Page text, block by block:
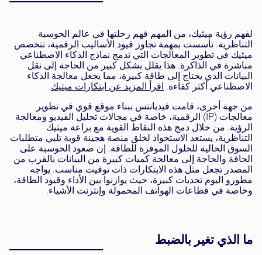
لفهم رؤية ميثيك، من المهم فهم رحلتها في عالم الحوسبة
التناظرية. تأسست بمهمة تجاوز قيود الأساليب الرقمية، تتخصص
ميثيك في تطوير المعالجات التي تدمج نماذج الذكاء الاصطناعي
مباشرة في الذاكرة. هذا يقلل بشكل كبير من الحاجة إلى نقل
البيانات الذي يحتاج إلى طاقة كبيرة، مما يجعل معالجة الذكاء
الاصطناعي أكثر كفاءة. اقرأ المزيد عن ابتكارات ميثيك.
من جهة أخرى، قامت فيديانتس ببناء موقع قوي في تطوير
معالجات (IP) الرقمية، خاصة في مجالات تحليل الفيديو ومعالجة
الرؤية. من خلال دمج هذه النقاط القوية مع براعة ميثيك
التناظرية، يستعد الاستحواذ لخلق منصة هجينة قوية تلبي متطلبات
السوق الحالية للحلول الموفرة للطاقة. إن صعود الحوسبة على
الحافة والحاجة إلى معالجة كميات كبيرة من البيانات بالقرب من
المصدر تجعل مثل هذه الابتكارات ذات توقيت مناسب. يواجه
مطورو اليوم تحديات كبيرة، حيث يوازنوا بين الأداء وقيود الطاقة،
وخاصة في قطاعات الهواتف المحمولة وإنترنت الأشياء.
ما الذي تغير بالضبط